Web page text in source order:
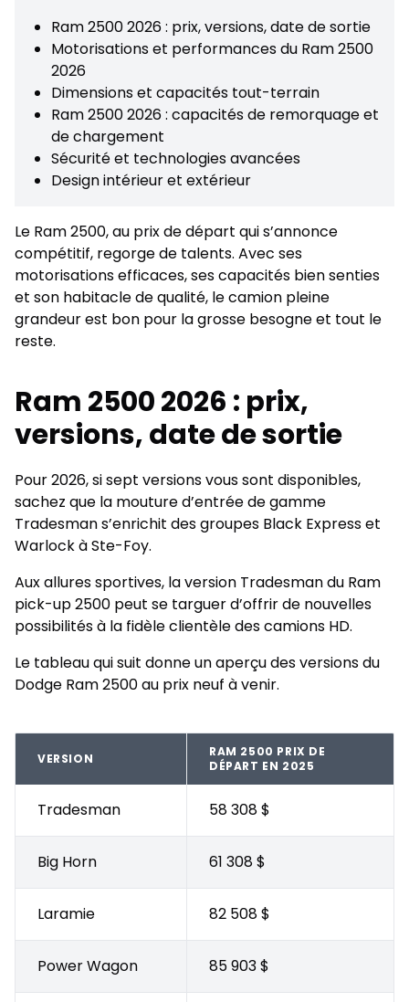
Ram 2500 2026 : prix, versions, date de sortie
Motorisations et performances du Ram 2500
2026
Dimensions et capacités tout-terrain
Ram 2500 2026 : capacités de remorquage et
de chargement
Sécurité et technologies avancées
Design intérieur et extérieur
Le Ram 2500, au prix de départ qui s’annonce
compétitif, regorge de talents. Avec ses
motorisations efficaces, ses capacités bien senties
et son habitacle de qualité, le camion pleine
grandeur est bon pour la grosse besogne et tout le
reste.
Ram 2500 2026 : prix,
versions, date de sortie
Pour 2026, si sept versions vous sont disponibles,
sachez que la mouture d’entrée de gamme
Tradesman s’enrichit des groupes Black Express et
Warlock à Ste-Foy.
Aux allures sportives, la version Tradesman du Ram
pick-up 2500 peut se targuer d’offrir de nouvelles
possibilités à la fidèle clientèle des camions HD.
Le tableau qui suit donne un aperçu des versions du
Dodge Ram 2500 au prix neuf à venir.
VERSION
RAM 2500 PRIX DE
DÉPART EN 2025
Tradesman 58 308 $
Big Horn 61 308 $
Laramie 82 508 $
Power Wagon 85 903 $